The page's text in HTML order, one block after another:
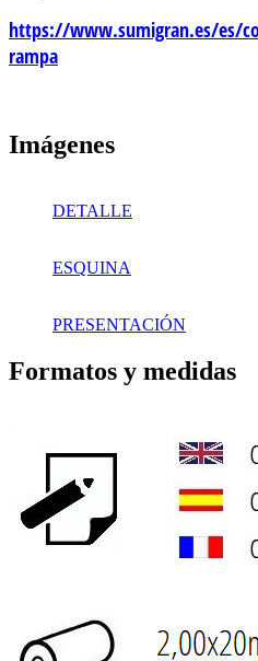
https://www.sumigran.es/es/
rampa
Imágenes
DETALLE
ESQUINA
PRESENTACIÓN
Formatos y medidas